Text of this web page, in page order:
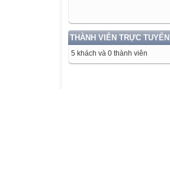
THÀNH VIÊN TRỰC TUYẾN
5 khách và 0 thành viên